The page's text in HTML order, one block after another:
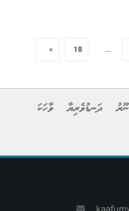
…
18
»
ނޫރު ދަނޑުވެރިޔާ
ވާހަކަ